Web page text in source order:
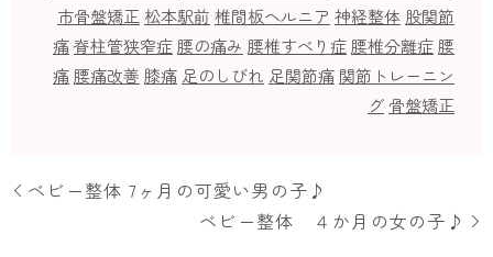
市骨盤矯正松本駅前 椎間板ヘルニア 神経整体 股関節
痛脊柱管狭窄症腰の痛み 腰椎すべり症腰椎分離症腰
痛腰痛改善 膝痛 足のしびれ 足関節痛 関節トレーニン
グ 骨盤矯正
ベビー整体 7ヶ月の可愛い男の子♪
ベビー整体 ４か月の女の子♪